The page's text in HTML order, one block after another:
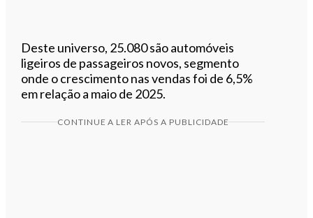
Deste universo, 25.080 são automóveis
ligeiros de passageiros novos, segmento
onde o crescimento nas vendas foi de 6,5%
em relação a maio de 2025.
CONTINUE A LER APÓS A PUBLICIDADE